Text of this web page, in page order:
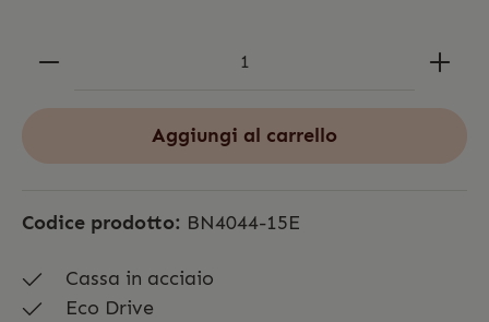
Aggiungi al carrello
Codice prodotto: BN4044-15E
Cassa in acciaio
Eco Drive